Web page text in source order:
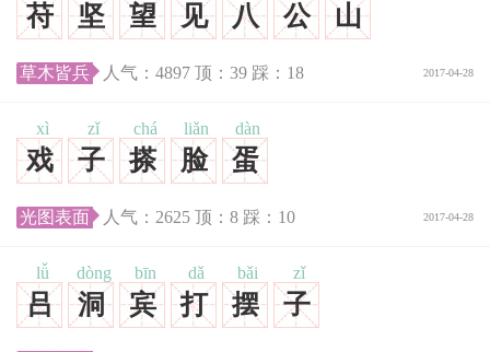
苻 坚 望 见 八 公 山
2017-04-28
草木皆兵 人气： 4897 顶： 39 踩： 18
戏
xì
子
zǐ
搽
chá
脸
liǎn
蛋
dàn
2017-04-28
光图表面 人气： 2625 顶： 8 踩： 10
吕
lǚ
洞
dòng
宾
bīn
打
dǎ
摆
bǎi
子
zǐ